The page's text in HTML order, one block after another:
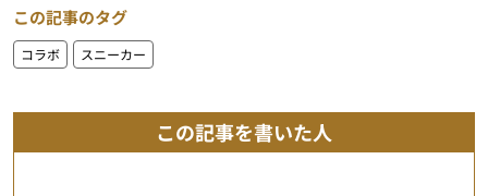
この記事のタグ
コラボ スニーカー
この記事を書いた人